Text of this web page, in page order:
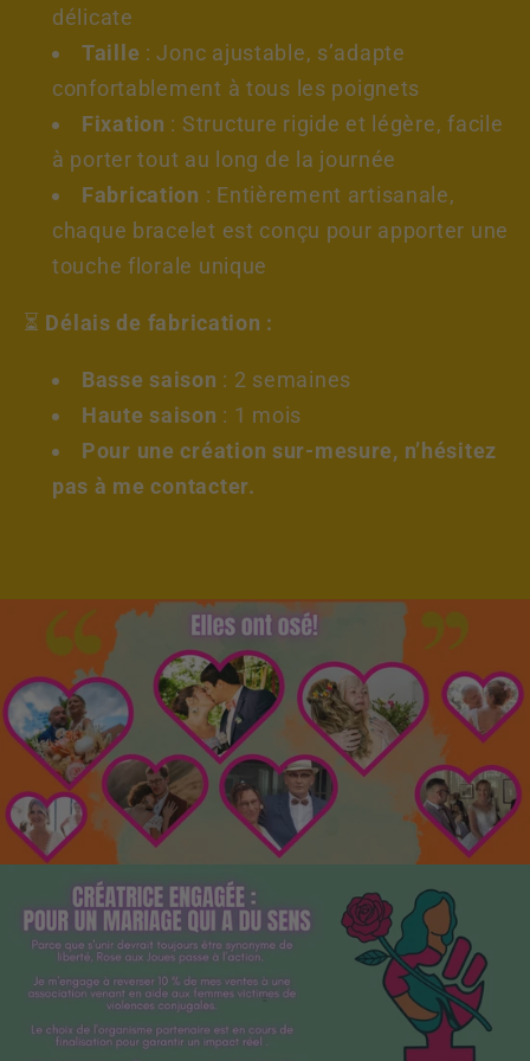
délicate
Taille : Jonc ajustable, s’adapte
confortablement à tous les poignets
Fixation : Structure rigide et légère, facile
à porter tout au long de la journée
Fabrication : Entièrement artisanale,
chaque bracelet est conçu pour apporter une
touche florale unique
⏳ Délais de fabrication :
Basse saison : 2 semaines
Haute saison : 1 mois
Pour une création sur-mesure, n’hésitez
pas à me contacter.